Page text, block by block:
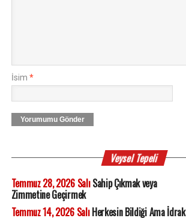
İsim *
Yorumumu Gönder
Veysel Tepeli
Temmuz 28, 2026 SalıSahip Çıkmak veya
Zimmetine Geçirmek
Temmuz 14, 2026 SalıHerkesin Bildiği Ama İdrak